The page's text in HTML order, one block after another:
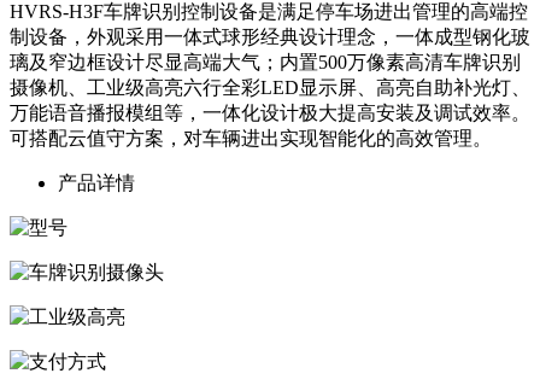
HVRS-H3F车牌识别控制设备是满足停车场进出管理的高端控
制设备，外观采用一体式球形经典设计理念，一体成型钢化玻
璃及窄边框设计尽显高端大气；内置500万像素高清车牌识别
摄像机、工业级高亮六行全彩LED显示屏、高亮自助补光灯、
万能语音播报模组等，一体化设计极大提高安装及调试效率。
可搭配云值守方案，对车辆进出实现智能化的高效管理。
产品详情